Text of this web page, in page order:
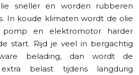
sneller en worden rubberen
In koude klimaten wordt de olie
en elektromotor harder
start. Rijd je veel in bergachtig
belading, dan wordt de
extra belast tijdens langdurig